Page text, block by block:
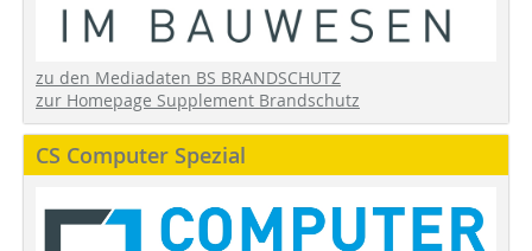
zu den Mediadaten BS BRANDSCHUTZ
zur Homepage Supplement Brandschutz
CS Computer Spezial